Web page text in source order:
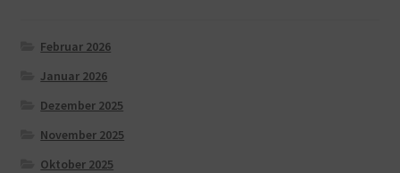
Februar 2026
Januar 2026
Dezember 2025
November 2025
Oktober 2025